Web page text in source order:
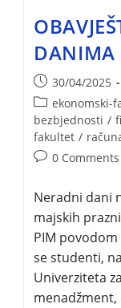
DANIMA
30/04/2025
ekonomski-
bezbjednosti /
fakultet /
0 Comments
Neradni dani
majskih
PIM
se studenti,
Univerziteta